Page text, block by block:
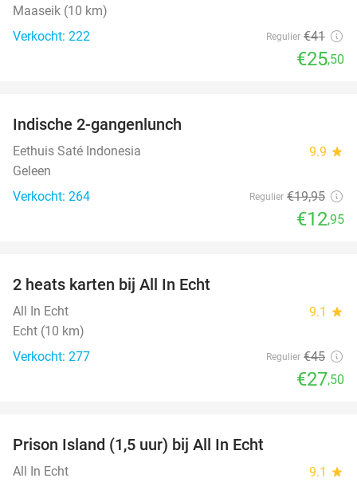
Maaseik (10 km)
Verkocht: 222
Regulier €41
€25,50
Indische 2-gangenlunch
Eethuis Saté Indonesia 9.9 star
Geleen
Verkocht: 264
Regulier €19,95
€12,95
2 heats karten bij All In Echt
All In Echt 9.1 star
Echt (10 km)
Verkocht: 277
Regulier €45
€27,50
Prison Island (1,5 uur) bij All In Echt
All In Echt 9.1 star